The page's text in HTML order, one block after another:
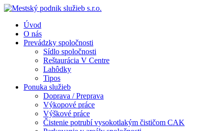
Úvod
O nás
Prevádzky spoločnosti
Sídlo spoločnosti
Reštaurácia V Centre
Lahôdky
Tipos
Ponuka služieb
Doprava / Preprava
Výkopové práce
Výškové práce
Čistenie potrubí vysokotlakým čističom CAK